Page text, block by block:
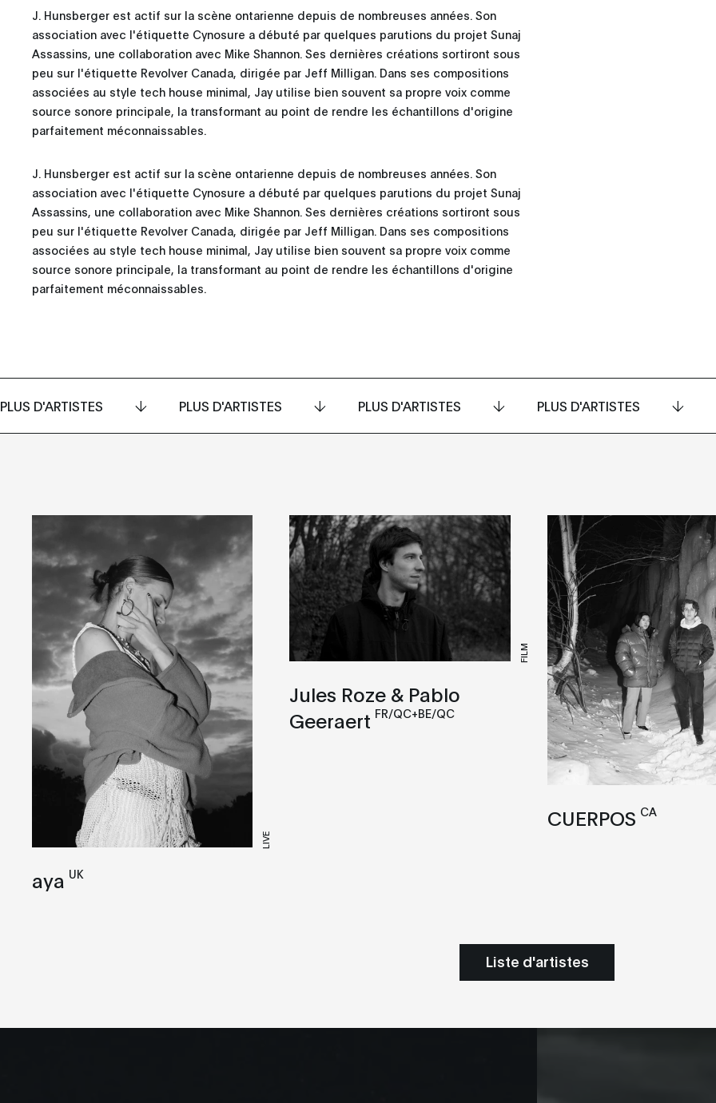
J. Hunsberger est actif sur la scène ontarienne depuis de nombreuses années. Son
association avec l'étiquette Cynosure a débuté par quelques parutions du projet Sunaj
Assassins, une collaboration avec Mike Shannon. Ses dernières créations sortiront sous
peu sur l'étiquette Revolver Canada, dirigée par Jeff Milligan. Dans ses compositions
associées au style tech house minimal, Jay utilise bien souvent sa propre voix comme
source sonore principale, la transformant au point de rendre les échantillons d'origine
parfaitement méconnaissables.
J. Hunsberger est actif sur la scène ontarienne depuis de nombreuses années. Son
association avec l'étiquette Cynosure a débuté par quelques parutions du projet Sunaj
Assassins, une collaboration avec Mike Shannon. Ses dernières créations sortiront sous
peu sur l'étiquette Revolver Canada, dirigée par Jeff Milligan. Dans ses compositions
associées au style tech house minimal, Jay utilise bien souvent sa propre voix comme
source sonore principale, la transformant au point de rendre les échantillons d'origine
parfaitement méconnaissables.
PLUS D'ARTISTES PLUS D'ARTISTES PLUS D'ARTISTES PLUS D'ARTISTES
LIVE
aya UK
FILM
Jules Roze & Pablo
Geeraert FR/QC+BE/QC
CUERPOS CA
Liste d'artistes